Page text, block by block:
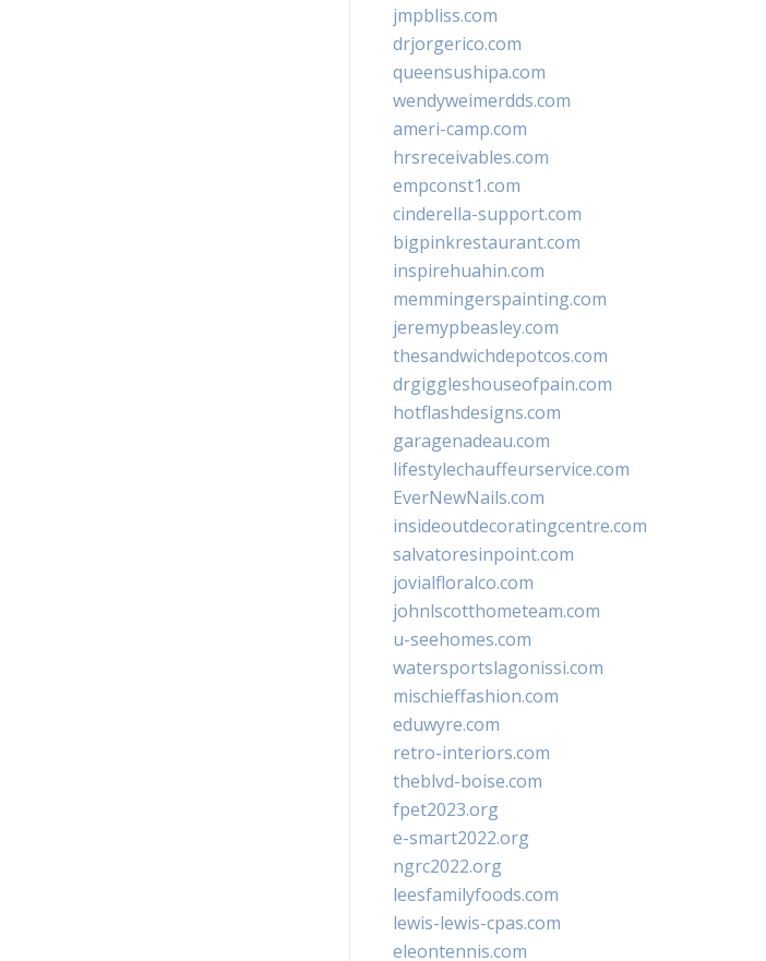
jmpbliss.com
drjorgerico.com
queensushipa.com
wendyweimerdds.com
ameri-camp.com
hrsreceivables.com
empconst1.com
cinderella-support.com
bigpinkrestaurant.com
inspirehuahin.com
memmingerspainting.com
jeremypbeasley.com
thesandwichdepotcos.com
drgiggleshouseofpain.com
hotflashdesigns.com
garagenadeau.com
lifestylechauffeurservice.com
EverNewNails.com
insideoutdecoratingcentre.com
salvatoresinpoint.com
jovialfloralco.com
johnlscotthometeam.com
u-seehomes.com
watersportslagonissi.com
mischieffashion.com
eduwyre.com
retro-interiors.com
theblvd-boise.com
fpet2023.org
e-smart2022.org
ngrc2022.org
leesfamilyfoods.com
lewis-lewis-cpas.com
eleontennis.com